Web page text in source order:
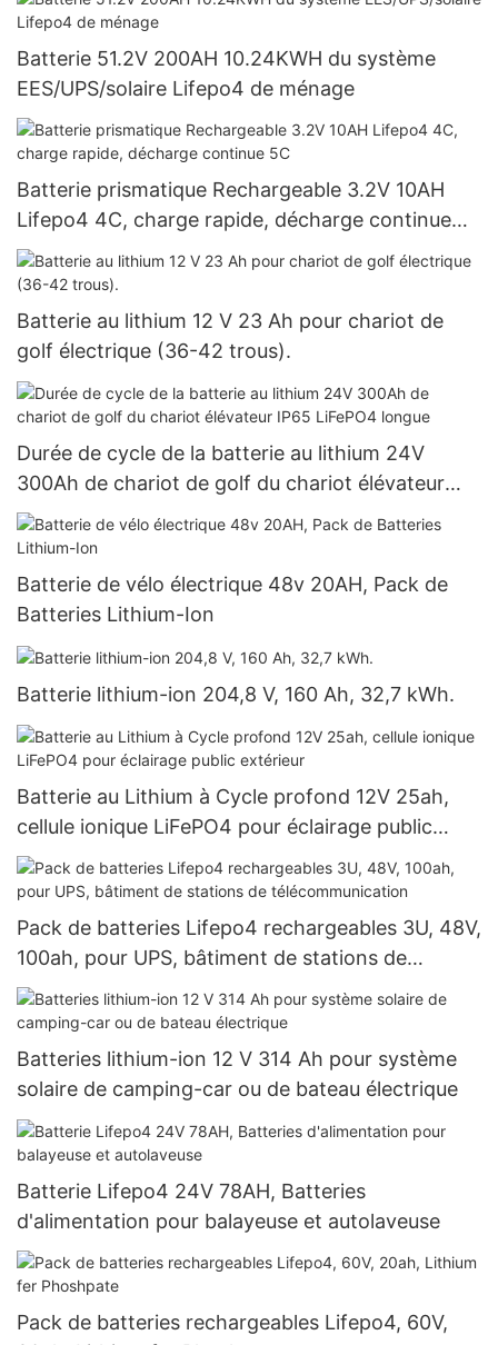
Batterie 51.2V 200AH 10.24KWH du système
EES/UPS/solaire Lifepo4 de ménage
Batterie prismatique Rechargeable 3.2V 10AH
Lifepo4 4C, charge rapide, décharge continue
5C
Batterie au lithium 12 V 23 Ah pour chariot de
golf électrique (36-42 trous).
Durée de cycle de la batterie au lithium 24V
300Ah de chariot de golf du chariot élévateur
IP65 LiFePO4 longue
Batterie de vélo électrique 48v 20AH, Pack de
Batteries Lithium-Ion
Batterie lithium-ion 204,8 V, 160 Ah, 32,7 kWh.
Batterie au Lithium à Cycle profond 12V 25ah,
cellule ionique LiFePO4 pour éclairage public
extérieur
Pack de batteries Lifepo4 rechargeables 3U, 48V,
100ah, pour UPS, bâtiment de stations de
télécommunication
Batteries lithium-ion 12 V 314 Ah pour système
solaire de camping-car ou de bateau électrique
Batterie Lifepo4 24V 78AH, Batteries
d'alimentation pour balayeuse et autolaveuse
Pack de batteries rechargeables Lifepo4, 60V,